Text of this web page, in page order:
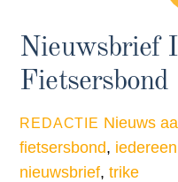
Nieuwsbrief
Fietsersbond
REDACTIE Nieuws
fietsersbond,
nieuwsbrief,trike